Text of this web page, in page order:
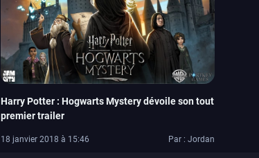
Harry Potter : Hogwarts Mystery dévoile son tout
premier trailer
18 janvier 2018 à 15:46 Par : Jordan